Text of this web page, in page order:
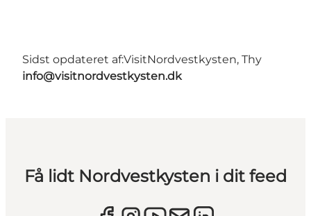
Sidst opdateret af:VisitNordvestkysten, Thy
info@visitnordvestkysten.dk
Få lidt Nordvestkysten i dit feed